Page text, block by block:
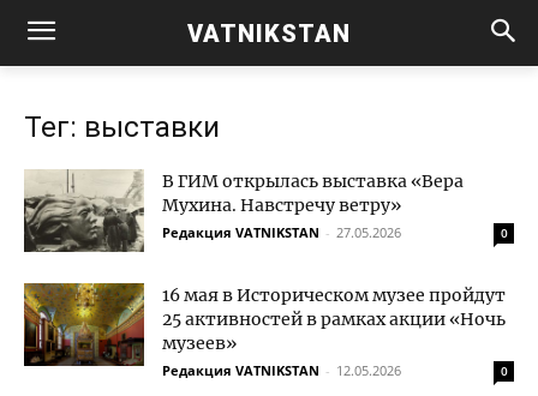
VATNIKSTAN
Тег: выставки
В ГИМ открылась выставка «Вера
Мухина. Навстречу ветру»
Редакция VATNIKSTAN - 27.05.2026 0
16 мая в Историческом музее пройдут
25 активностей в рамках акции «Ночь
музеев»
Редакция VATNIKSTAN - 12.05.2026 0